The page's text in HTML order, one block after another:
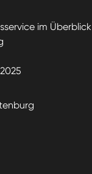
im Überblick